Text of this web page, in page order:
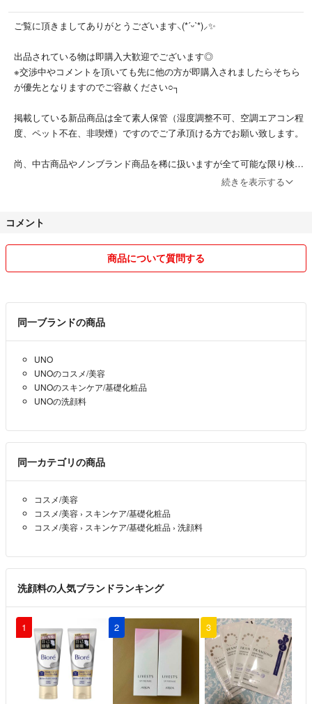
ご覧に頂きましてありがとうございます‪⸜(*ˊᵕˋ*)⸝‬✨
出品されている物は即購入大歓迎でございます◎
※交渉中やコメントを頂いても先に他の方が即購入されましたらそちら
が優先となりますのでご容赦ください○┐
掲載している新品商品は全て素人保管（湿度調整不可、空調エアコン程
度、ペット不在、非喫煙）ですのでご了承頂ける方でお願い致します。
尚、中古商品やノンブランド商品を稀に扱いますが全て可能な限り検品
して写真も掲載しますがコンディションについては個人の
どうしても当日中にお返事が出来ない事もございますので
ご了承ください。
商品により発送方法が異なりますのでご了承ください。
続きを表示する
コメント
商品について質問する
同一ブランドの商品
UNO
UNOのコスメ/美容
UNOのスキンケア/基礎化粧品
UNOの洗顔料
同一カテゴリの商品
コスメ/美容
コスメ/美容 › スキンケア/基礎化粧品
コスメ/美容 › スキンケア/基礎化粧品 › 洗顔料
洗顔料の人気ブランドランキング
1 2 3